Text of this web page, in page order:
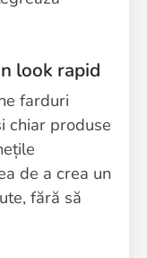
look rapid
farduri
chiar produse
de a crea un
fără să